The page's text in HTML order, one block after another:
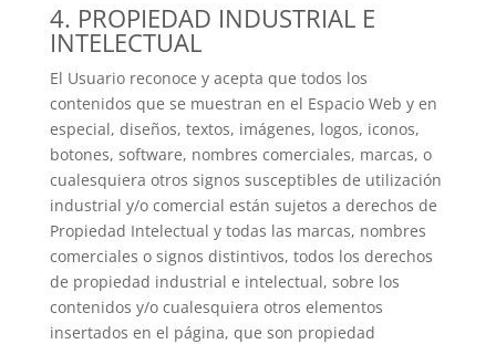
4. PROPIEDAD INDUSTRIAL E
INTELECTUAL
El Usuario reconoce y acepta que todos los
contenidos que se muestran en el Espacio Web y en
especial, diseños, textos, imágenes, logos, iconos,
botones, software, nombres comerciales, marcas, o
cualesquiera otros signos susceptibles de utilización
industrial y/o comercial están sujetos a derechos de
Propiedad Intelectual y todas las marcas, nombres
comerciales o signos distintivos, todos los derechos
de propiedad industrial e intelectual, sobre los
contenidos y/o cualesquiera otros elementos
insertados en el página, que son propiedad